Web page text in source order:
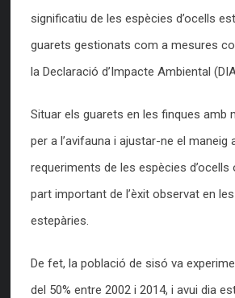
significatiu de les espècies d’ocells
guarets gestionats com a mesures
la Declaració d’Impacte Ambiental
Situar els guarets en les finques amb
per a l’avifauna i ajustar-ne el maneig
requeriments de les espècies
part important de l’èxit observat en
estepàries.
De fet, la població de sisó va
del 50% entre 2002 i 2014, i avui dia